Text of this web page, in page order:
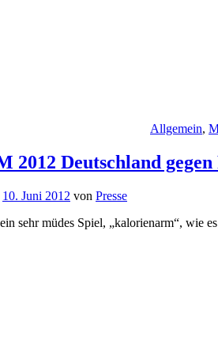
Allgemein,
2012 Deutschland
10. Juni 2012 von Presse
sehr müdes Spiel, „kalorienarm“, wie